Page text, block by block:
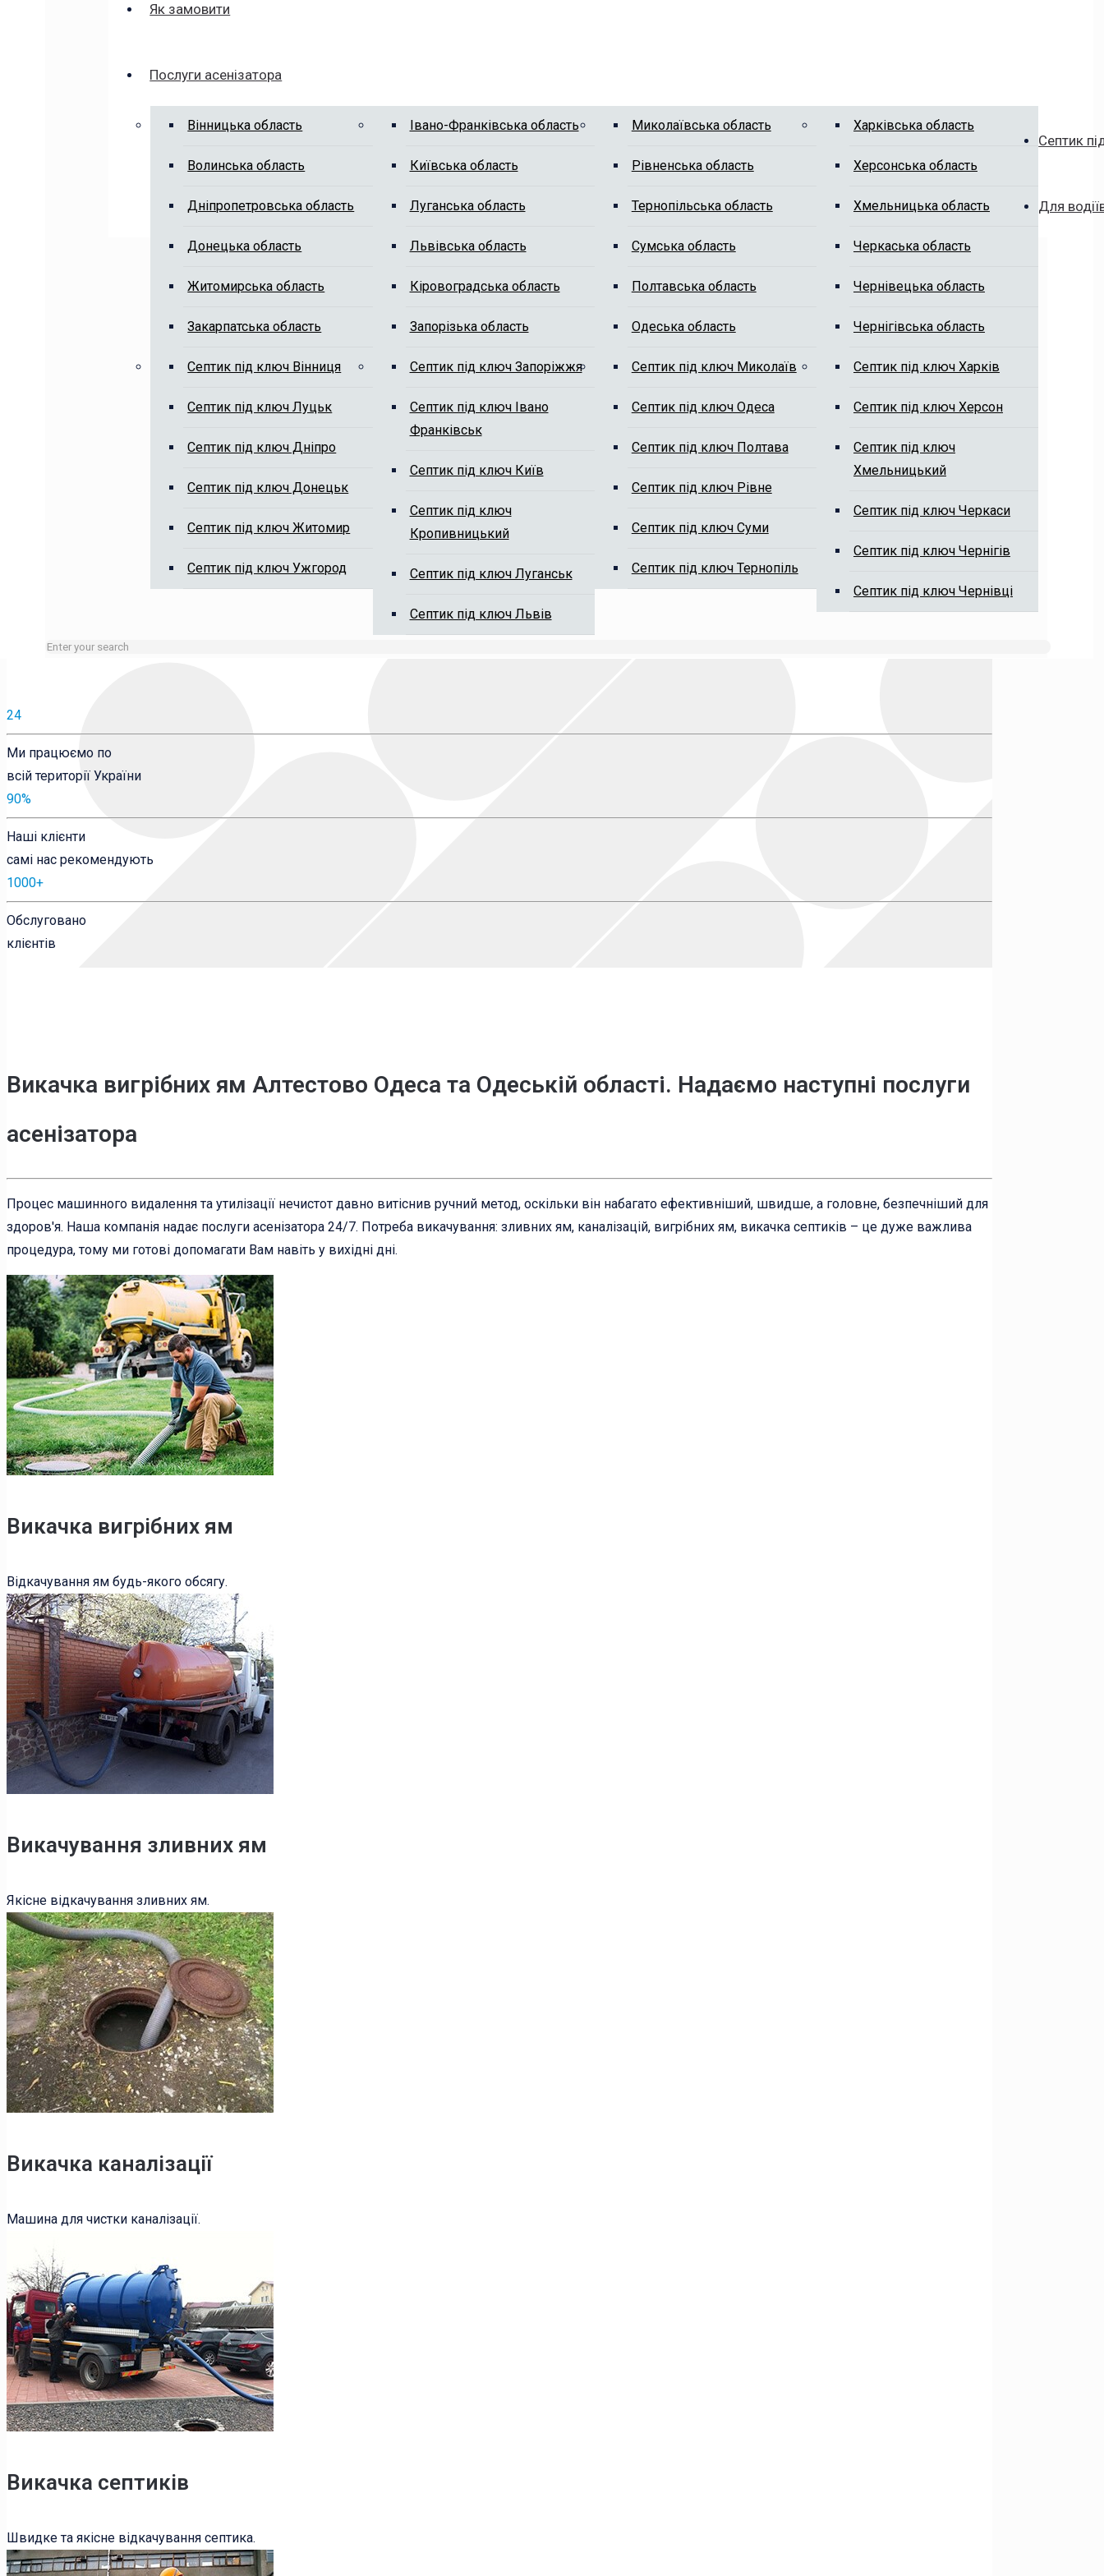
Як замовити
Послуги асенізатора
Вінницька область
Волинська область
Дніпропетровська область
Донецька область
Житомирська область
Закарпатська область
Івано-Франківська область
Київська область
Луганська область
Львівська область
Кіровоградська область
Запорізька область
Миколаївська область
Рівненська область
Тернопільська область
Сумська область
Полтавська область
Одеська область
Харківська область
Херсонська область
Хмельницька область
Черкаська область
Чернівецька область
Чернігівська область
Септик
Септик під ключ Вінниця
Септик під ключ Луцьк
Септик під ключ Дніпро
Септик під ключ Донецьк
Септик під ключ Житомир
Септик під ключ Ужгород
Септик під ключ Запоріжжя
Септик під ключ Івано
Франківськ
Септик під ключ Київ
Септик під ключ
Кропивницький
Септик під ключ Луганськ
Септик під ключ Львів
Септик під ключ Миколаїв
Септик під ключ Одеса
Септик під ключ Полтава
Септик під ключ Рівне
Септик під ключ Суми
Септик під ключ Тернопіль
Септик під ключ Харків
Септик під ключ Херсон
Септик під ключ
Хмельницький
Септик під ключ Черкаси
Септик під ключ Чернігів
Септик під ключ Чернівці
Для
Викачка вигрібних ям, чистка ям від мулу
Зайняті лінії або неробочий час залишайте заявку на сайті, ми Вам передзвонимо.
24
Ми працюємо по
всій території України
90%
Наші клієнти
самі нас рекомендують
1000+
Обслуговано
клієнтів
Викачка вигрібних ям Алтестово Одеса та Одеській області. Надаємо наступні послуги
асенізатора
Процес машинного видалення та утилізації нечистот давно витіснив ручний метод, оскільки він набагато ефективніший, швидше, а головне, безпечніший для
здоров'я. Наша компанія надає послуги асенізатора 24/7. Потреба викачування: зливних ям, каналізацій, вигрібних ям, викачка септиків – це дуже важлива
процедура, тому ми готові допомагати Вам навіть у вихідні дні.
Викачка вигрібних ям
Відкачування ям будь-якого обсягу.
Викачування зливних ям
Якісне відкачування зливних ям.
Викачка каналізації
Машина для чистки каналізації.
Викачка септиків
Швидке та якісне відкачування септика.